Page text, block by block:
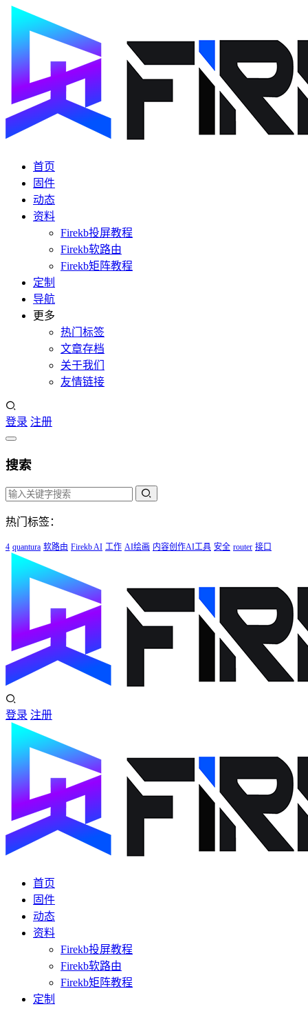
首页
固件
动态
资料
Firekb投屏教程
Firekb软路由
Firekb矩阵教程
定制
导航
更多
热门标签
文章存档
关于我们
友情链接
登录 注册
搜索
热门标签：
4 quantura 软路由 Firekb AI 工作 AI绘画 内容创作AI工具 安全 router 接口
登录 注册
首页
固件
动态
资料
Firekb投屏教程
Firekb软路由
Firekb矩阵教程
定制